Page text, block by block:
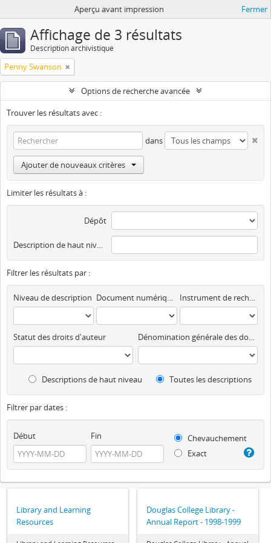
Aperçu avant impression Fermer
Affichage de 3 résultats
Description archivistique
Penny Swanson
Options de recherche avancée
Trouver les résultats avec :
dans
Ajouter de nouveaux critères
Limiter les résultats à :
Dépôt
Description de haut niveau
Filtrer les résultats par :
Niveau de description Document numérique disponible Instrument de recherche
Statut des droits d'auteur Dénomination générale des documents
Descriptions de haut niveau Toutes les descriptions
Filtrer par dates :
Début Fin
Chevauchement
Exact
Library and Learning
Resources
Douglas College Library -
Annual Report - 1998-1999